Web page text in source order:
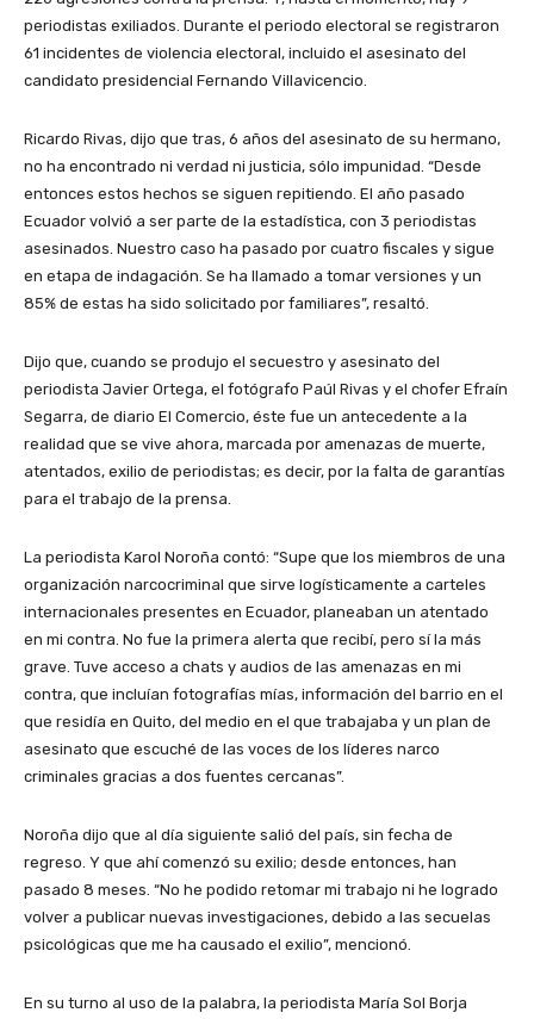
periodistas exiliados. Durante el periodo electoral se registraron
61 incidentes de violencia electoral, incluido el asesinato del
candidato presidencial Fernando Villavicencio.
Ricardo Rivas, dijo que tras, 6 años del asesinato de su hermano,
no ha encontrado ni verdad ni justicia, sólo impunidad. “Desde
entonces estos hechos se siguen repitiendo. El año pasado
Ecuador volvió a ser parte de la estadística, con 3 periodistas
asesinados. Nuestro caso ha pasado por cuatro fiscales y sigue
en etapa de indagación. Se ha llamado a tomar versiones y un
85% de estas ha sido solicitado por familiares”, resaltó.
Dijo que, cuando se produjo el secuestro y asesinato del
periodista Javier Ortega, el fotógrafo Paúl Rivas y el chofer Efraín
Segarra, de diario El Comercio, éste fue un antecedente a la
realidad que se vive ahora, marcada por amenazas de muerte,
atentados, exilio de periodistas; es decir, por la falta de garantías
para el trabajo de la prensa.
La periodista Karol Noroña contó: “Supe que los miembros de una
organización narcocriminal que sirve logísticamente a carteles
internacionales presentes en Ecuador, planeaban un atentado
en mi contra. No fue la primera alerta que recibí, pero sí la más
grave. Tuve acceso a chats y audios de las amenazas en mi
contra, que incluían fotografías mías, información del barrio en el
que residía en Quito, del medio en el que trabajaba y un plan de
asesinato que escuché de las voces de los líderes narco
criminales gracias a dos fuentes cercanas”.
Noroña dijo que al día siguiente salió del país, sin fecha de
regreso. Y que ahí comenzó su exilio; desde entonces, han
pasado 8 meses. “No he podido retomar mi trabajo ni he logrado
volver a publicar nuevas investigaciones, debido a las secuelas
psicológicas que me ha causado el exilio”, mencionó.
En su turno al uso de la palabra, la periodista María Sol Borja